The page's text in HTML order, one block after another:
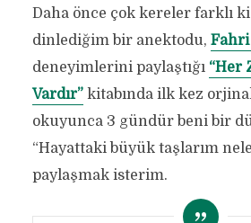
Daha önce çok kereler farklı
dinlediğim bir anektodu, Fahri
deneyimlerini paylaştığı “Her
Vardır”kitabında ilk kez
okuyunca 3 gündür beni bir
“Hayattaki büyük taşlarım
paylaşmak isterim.